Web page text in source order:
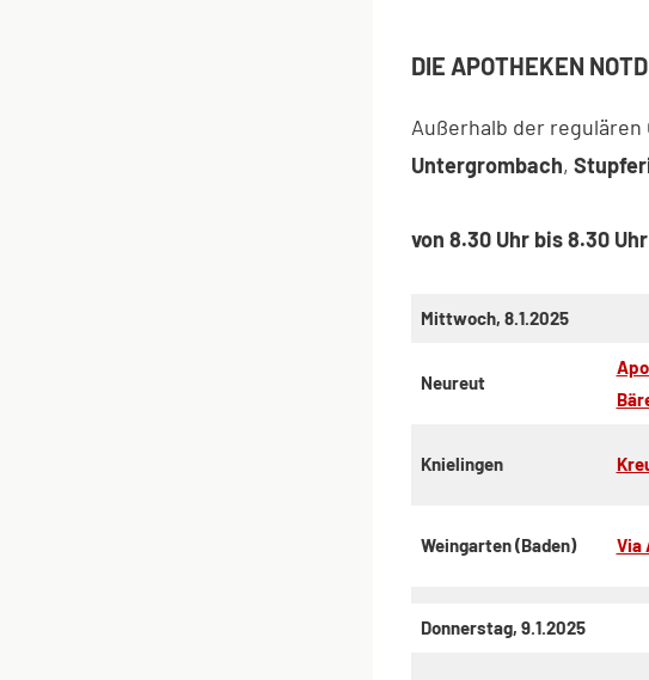
DIE APOTHEKEN
Außerhalb der
Untergrombach,
von 8.30 Uhr bis 8.30 Uhr
Mittwoch, 8.1.2025
Neureut
Knielingen
Weingarten (Baden) Via
Donnerstag, 9.1.2025